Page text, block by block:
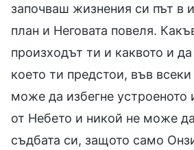
започваш жизнения си път в
план и Неговата повеля.
произходът ти и каквото и
което ти предстои, във
може да избегне устроеното
от Небето и никой не може
съдбата си, защото само